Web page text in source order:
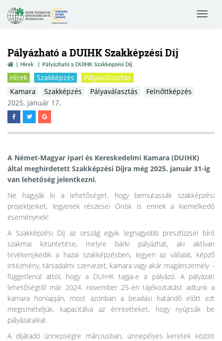
Toggle
Pályázható a DUIHK Szakképzési Díj
Hírek Pályázható a DUIHK Szakképzési Díj
Hírek Szakképzés
Pályaválasztás
Kamara
Szakképzés Pályaválasztás
Felnőttképzés
2025. január 17.
A Német-Magyar Ipari és Kereskedelmi Kamara (DUIHK)
által meghirdetett Szakképzési Díjra még 2025. január 31-ig
van lehetőség jelentkezni.
Ne hagyják ki a lehetőséget, hogy bemutassák szakképzési
projektjeiket, legyenek részesei Önök is ennek a kiemelkedő
eseménynek!
A Szakképzési Díj az ország egyik legnagyobb presztízzsel bíró
szakmai kitüntetése, melyre bárki pályázhat, aki aktívan
tevékenykedik a hazai szakképzésben, legyen az vállalat, képző
intézmény, társadalmi szervezet, kamara vagy akár magánszemély –
függetlenül attól, hogy a DUIHK tagja-e a pályázó. A pályázati
lehetőségről már 2024. november 25-én tájékoztatást adtunk a
kamara honlapján, most azonban a beadási határidő előtt ezt
megismételjük, kapacitálva az érintetteket, hogy nyújtsák be
pályázataikat.
A díjátadó ünnepségre márciusban, ünnepélyes keretek között